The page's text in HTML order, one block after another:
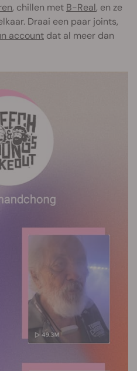
, chillen met B-Real, en ze
Draai een paar joints,
account dat al meer dan